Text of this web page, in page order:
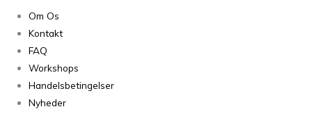
Om Os
Kontakt
FAQ
Workshops
Handelsbetingelser
Nyheder